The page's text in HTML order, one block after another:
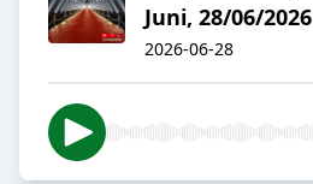
Juni, 28/06/2026
2026-06-28